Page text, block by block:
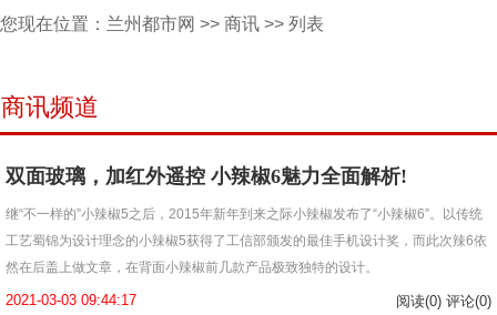
您现在位置： 兰州都市网 >> 商讯 >> 列表
商讯频道
双面玻璃，加红外遥控 小辣椒6魅力全面解析!
继“不一样的”小辣椒5之后，2015年新年到来之际小辣椒发布了“小辣椒6”。以传统
工艺蜀锦为设计理念的小辣椒5获得了工信部颁发的最佳手机设计奖，而此次辣6依
然在后盖上做文章，在背面小辣椒前几款产品极致独特的设计。
2021-03-03 09:44:17 阅读(0) 评论(0)